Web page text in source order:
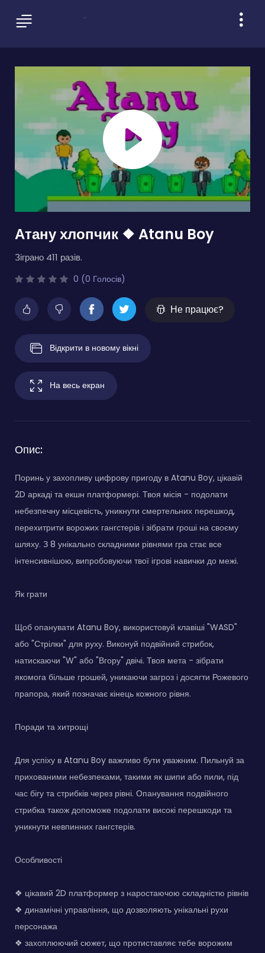
Атану хлопчик ❖ Atanu Boy
Зіграно 411 разів.
0 (0 Голосів)
Не працює?
Відкрити в новому вікні
На весь екран
Опис:
Поринь у захопливу цифрову пригоду в Atanu Boy, цікавій
2D аркаді та екшн платформері. Твоя місія - подолати
небезпечну місцевість, уникнути смертельних перешкод,
перехитрити ворожих гангстерів і зібрати гроші на своєму
шляху. З 8 унікально складними рівнями гра стає все
інтенсивнішою, випробовуючи твої ігрові навички до межі.
Як грати
Щоб опанувати Atanu Boy, використовуй клавіші "WASD"
або "Стрілки" для руху. Виконуй подвійний стрибок,
натискаючи "W" або "Вгору" двічі. Твоя мета - зібрати
якомога більше грошей, уникаючи загроз і досягти Рожевого
прапора, який позначає кінець кожного рівня.
Поради та хитрощі
Для успіху в Atanu Boy важливо бути уважним. Пильнуй за
прихованими небезпеками, такими як шипи або пили, під
час бігу та стрибків через рівні. Опанування подвійного
стрибка також допоможе подолати високі перешкоди та
уникнути невпинних гангстерів.
Особливості
❖ цікавий 2D платформер з наростаючою складністю рівнів
❖ динамічні управління, що дозволяють унікальні рухи
персонажа
❖ захоплюючий сюжет, що протиставляє тебе ворожим